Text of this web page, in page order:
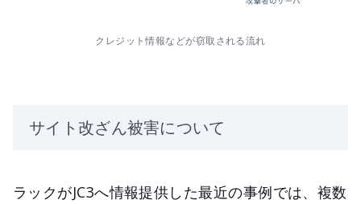
クレジット情報などが窃取される流れ
サイト改ざん被害について
ラックがJC3へ情報提供した最近の事例では、複数